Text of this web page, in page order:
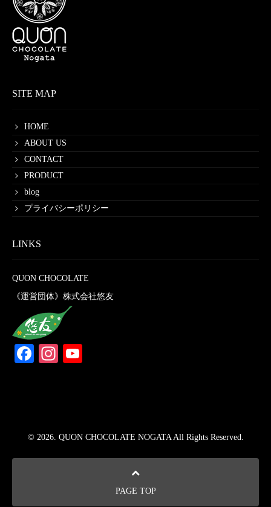
SITE MAP
HOME
ABOUT US
CONTACT
PRODUCT
blog
プライバシーポリシー
LINKS
QUON CHOCOLATE
《運営団体》株式会社悠友
Facebook
Instagram
© 2026. QUON CHOCOLATE NOGATA All Rights Reserved.
PAGE TOP